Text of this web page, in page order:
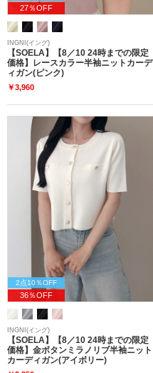
27％OFF
INGNI(イング)
【SOELA】【8／10 24時までの限定
価格】レースカラー半袖ニットカーデ
ィガン(ピンク)
￥3,960
2点10％OFF
36％OFF
INGNI(イング)
【SOELA】【8／10 24時までの限定
価格】金ボタンミラノリブ半袖ニット
カーディガン(アイボリー)